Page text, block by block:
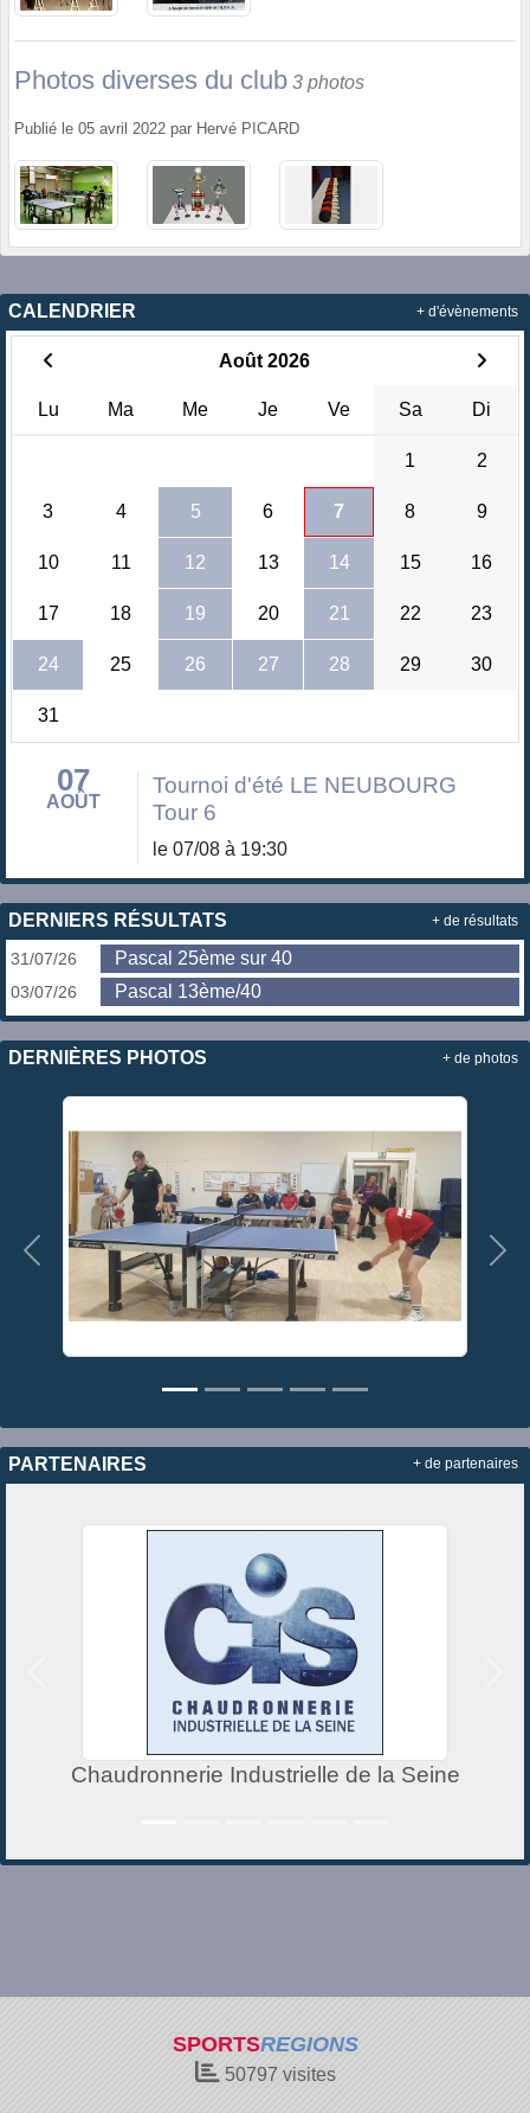
Photos diverses du club 3 photos
Publié le 05 avril 2022 par Hervé PICARD
CALENDRIER
Août 2026
Lu Ma Me Je Ve Sa Di
1 2
3 4 5 6 7 8 9
10 11 12 13 14 15 16
17 18 19 20 21 22 23
24 25 26 27 28 29 30
31
07
AOÛT
Tournoi d'été LE NEUBOURG
Tour 6
le 07/08 à 19:30
+ d'évènements
DERNIERS RÉSULTATS
31/07/26 Pascal 25ème sur 40
03/07/26 Pascal 13ème/40
+ de résultats
DERNIÈRES PHOTOS
Précedent
+ de photos
PARTENAIRES
Chaudronnerie Industrielle de la Seine
+ de partenaires
SPORTSREGIONS
50797 visites